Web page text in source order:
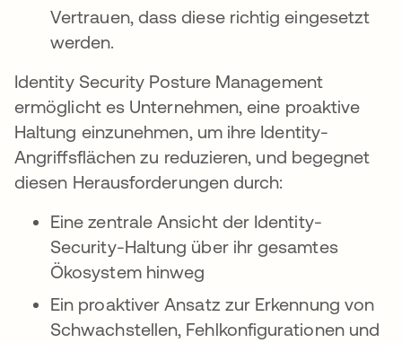
Vertrauen, dass diese richtig eingesetzt
werden.
Identity Security Posture Management
ermöglicht es Unternehmen, eine proaktive
Haltung einzunehmen, um ihre Identity-
Angriffsflächen zu reduzieren, und begegnet
diesen Herausforderungen durch:
Eine zentrale Ansicht der Identity-
Security-Haltung über ihr gesamtes
Ökosystem hinweg
Ein proaktiver Ansatz zur Erkennung von
Schwachstellen, Fehlkonfigurationen und